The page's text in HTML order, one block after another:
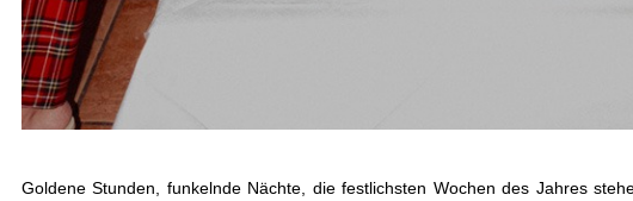
Goldene Stunden, funkelnde Nächte, die festlichsten Wochen des Jahres